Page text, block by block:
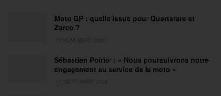
Moto GP : quelle issue pour Quartararo et
Zarco ?
Sébastien Poirier : « Nous poursuivrons notre
engagement au service de la moto »